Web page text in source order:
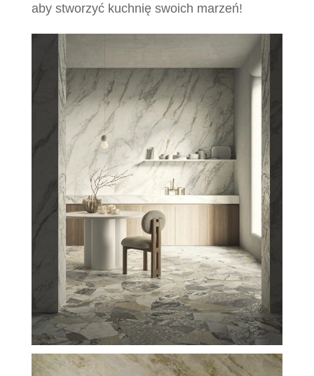
aby stworzyć kuchnię swoich marzeń!